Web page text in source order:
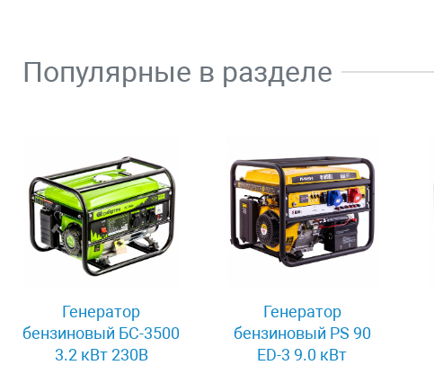
Популярные в разделе
Генератор
бензиновый БС-3500
3.2 кВт 230В
Генератор
бензиновый PS 90
ED-3 9.0 кВт